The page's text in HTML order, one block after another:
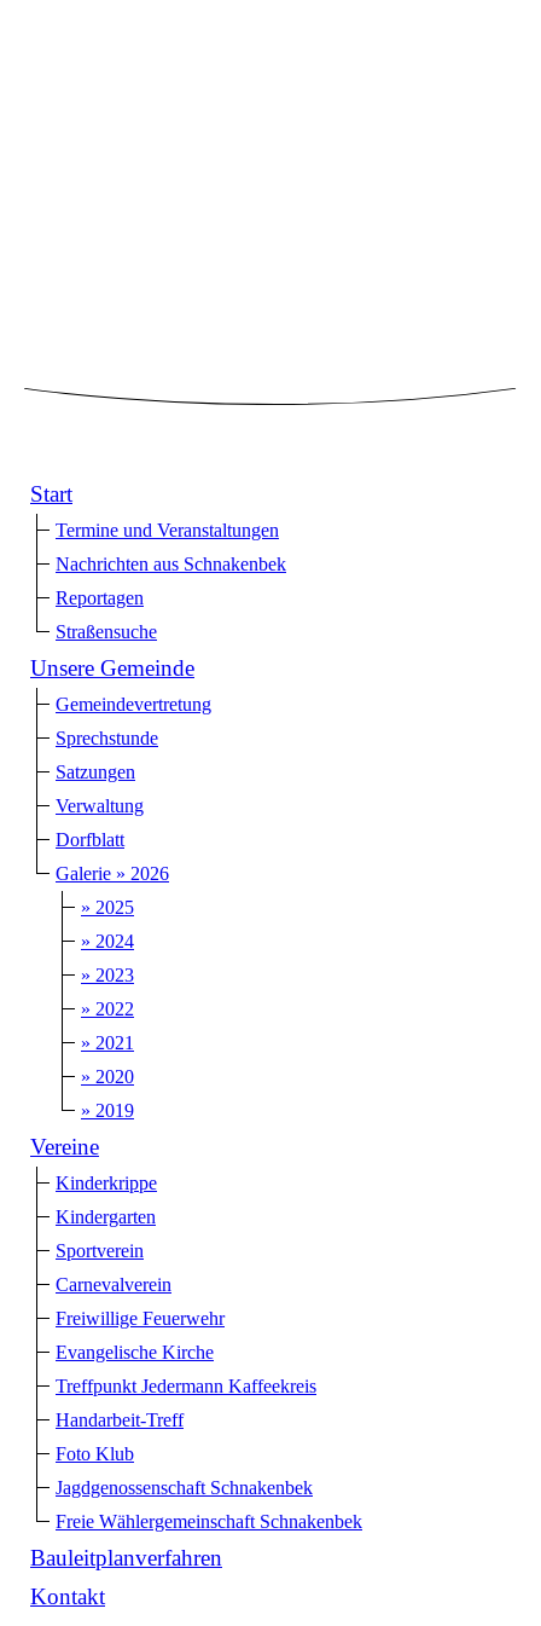
Start
Termine und Veranstaltungen
Nachrichten aus Schnakenbek
Reportagen
Straßensuche
Unsere Gemeinde
Gemeindevertretung
Sprechstunde
Satzungen
Verwaltung
Dorfblatt
Galerie » 2026
» 2025
» 2024
» 2023
» 2022
» 2021
» 2020
» 2019
Vereine
Kinderkrippe
Kindergarten
Sportverein
Carnevalverein
Freiwillige Feuerwehr
Evangelische Kirche
Treffpunkt Jedermann Kaffeekreis
Handarbeit-Treff
Foto Klub
Jagdgenossenschaft Schnakenbek
Freie Wählergemeinschaft Schnakenbek
Bauleitplanverfahren
Kontakt